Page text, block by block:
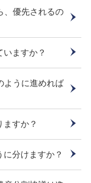
、優先されるの
ますか？
ように進めれば
すか？
分けますか？